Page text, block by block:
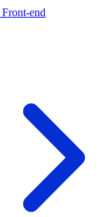
end